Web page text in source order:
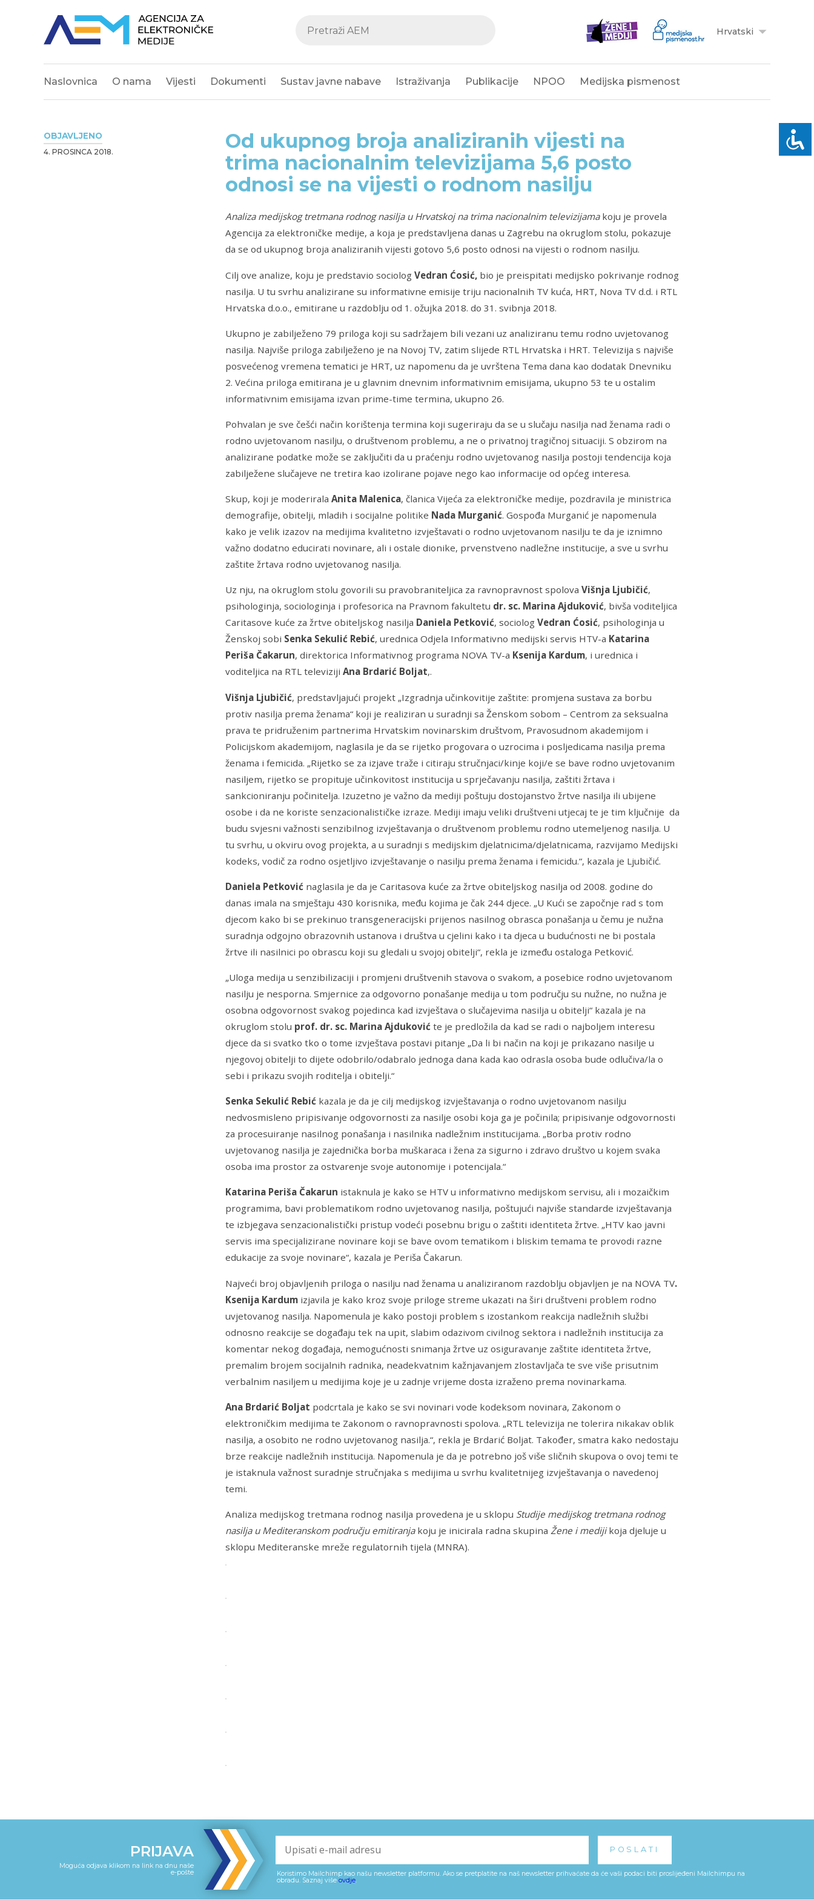
Hrvatski
Naslovnica O nama Vijesti Dokumenti Sustav javne nabave Istraživanja Publikacije NPOO Medijska pismenost
OBJAVLJENO
4. PROSINCA 2018.
Od ukupnog broja analiziranih vijesti na
trima nacionalnim televizijama 5,6 posto
odnosi se na vijesti o rodnom nasilju
Analiza medijskog tretmana rodnog nasilja u Hrvatskoj na trima nacionalnim televizijama koju je provela
Agencija za elektroničke medije, a koja je predstavljena danas u Zagrebu na okruglom stolu, pokazuje
da se od ukupnog broja analiziranih vijesti gotovo 5,6 posto odnosi na vijesti o rodnom nasilju.
Cilj ove analize, koju je predstavio sociolog Vedran Ćosić, bio je preispitati medijsko pokrivanje rodnog
nasilja. U tu svrhu analizirane su informativne emisije triju nacionalnih TV kuća, HRT, Nova TV d.d. i RTL
Hrvatska d.o.o., emitirane u razdoblju od 1. ožujka 2018. do 31. svibnja 2018.
Ukupno je zabilježeno 79 priloga koji su sadržajem bili vezani uz analiziranu temu rodno uvjetovanog
nasilja. Najviše priloga zabilježeno je na Novoj TV, zatim slijede RTL Hrvatska i HRT. Televizija s najviše
posvećenog vremena tematici je HRT, uz napomenu da je uvrštena Tema dana kao dodatak Dnevniku
2. Većina priloga emitirana je u glavnim dnevnim informativnim emisijama, ukupno 53 te u ostalim
informativnim emisijama izvan prime-time termina, ukupno 26.
Pohvalan je sve češći način korištenja termina koji sugeriraju da se u slučaju nasilja nad ženama radi o
rodno uvjetovanom nasilju, o društvenom problemu, a ne o privatnoj tragičnoj situaciji. S obzirom na
analizirane podatke može se zaključiti da u praćenju rodno uvjetovanog nasilja postoji tendencija koja
zabilježene slučajeve ne tretira kao izolirane pojave nego kao informacije od općeg interesa.
Skup, koji je moderirala Anita Malenica, članica Vijeća za elektroničke medije, pozdravila je ministrica
demografije, obitelji, mladih i socijalne politike Nada Murganić. Gospođa Murganić je napomenula
kako je velik izazov na medijima kvalitetno izvještavati o rodno uvjetovanom nasilju te da je iznimno
važno dodatno educirati novinare, ali i ostale dionike, prvenstveno nadležne institucije, a sve u svrhu
zaštite žrtava rodno uvjetovanog nasilja.
Uz nju, na okruglom stolu govorili su pravobraniteljica za ravnopravnost spolova Višnja Ljubičić,
psihologinja, sociologinja i profesorica na Pravnom fakultetu dr. sc. Marina Ajduković, bivša voditeljica
Caritasove kuće za žrtve obiteljskog nasilja Daniela Petković, sociolog Vedran Ćosić, psihologinja u
Ženskoj sobi Senka Sekulić Rebić, urednica Odjela Informativno medijski servis HTV-a Katarina
Periša Čakarun, direktorica Informativnog programa NOVA TV-a Ksenija Kardum, i urednica i
voditeljica na RTL televiziji Ana Brdarić Boljat,.
Višnja Ljubičić, predstavljajući projekt „Izgradnja učinkovitije zaštite: promjena sustava za borbu
protiv nasilja prema ženama“ koji je realiziran u suradnji sa Ženskom sobom – Centrom za seksualna
prava te pridruženim partnerima Hrvatskim novinarskim društvom, Pravosudnom akademijom i
Policijskom akademijom, naglasila je da se rijetko progovara o uzrocima i posljedicama nasilja prema
ženama i femicida. „Rijetko se za izjave traže i citiraju stručnjaci/kinje koji/e se bave rodno uvjetovanim
nasiljem, rijetko se propituje učinkovitost institucija u sprječavanju nasilja, zaštiti žrtava i
sankcioniranju počinitelja. Izuzetno je važno da mediji poštuju dostojanstvo žrtve nasilja ili ubijene
osobe i da ne koriste senzacionalističke izraze. Mediji imaju veliki društveni utjecaj te je tim ključnije da
budu svjesni važnosti senzibilnog izvještavanja o društvenom problemu rodno utemeljenog nasilja. U
tu svrhu, u okviru ovog projekta, a u suradnji s medijskim djelatnicima/djelatnicama, razvijamo Medijski
kodeks, vodič za rodno osjetljivo izvještavanje o nasilju prema ženama i femicidu.“, kazala je Ljubičić.
Daniela Petković naglasila je da je Caritasova kuće za žrtve obiteljskog nasilja od 2008. godine do
danas imala na smještaju 430 korisnika, među kojima je čak 244 djece. „U Kući se započnje rad s tom
djecom kako bi se prekinuo transgeneracijski prijenos nasilnog obrasca ponašanja u čemu je nužna
suradnja odgojno obrazovnih ustanova i društva u cjelini kako i ta djeca u budućnosti ne bi postala
žrtve ili nasilnici po obrascu koji su gledali u svojoj obitelji“, rekla je između ostaloga Petković.
„Uloga medija u senzibilizaciji i promjeni društvenih stavova o svakom, a posebice rodno uvjetovanom
nasilju je nesporna. Smjernice za odgovorno ponašanje medija u tom području su nužne, no nužna je
osobna odgovornost svakog pojedinca kad izvještava o slučajevima nasilja u obitelji“ kazala je na
okruglom stolu prof. dr. sc. Marina Ajduković te je predložila da kad se radi o najboljem interesu
djece da si svatko tko o tome izvještava postavi pitanje „Da li bi način na koji je prikazano nasilje u
njegovoj obitelji to dijete odobrilo/odabralo jednoga dana kada kao odrasla osoba bude odlučiva/la o
sebi i prikazu svojih roditelja i obitelji.“
Senka Sekulić Rebić kazala je da je cilj medijskog izvještavanja o rodno uvjetovanom nasilju
nedvosmisleno pripisivanje odgovornosti za nasilje osobi koja ga je počinila; pripisivanje odgovornosti
za procesuiranje nasilnog ponašanja i nasilnika nadležnim institucijama. „Borba protiv rodno
uvjetovanog nasilja je zajednička borba muškaraca i žena za sigurno i zdravo društvo u kojem svaka
osoba ima prostor za ostvarenje svoje autonomije i potencijala.“
Katarina Periša Čakarun istaknula je kako se HTV u informativno medijskom servisu, ali i mozaičkim
programima, bavi problematikom rodno uvjetovanog nasilja, poštujući najviše standarde izvještavanja
te izbjegava senzacionalistički pristup vodeći posebnu brigu o zaštiti identiteta žrtve. „HTV kao javni
servis ima specijalizirane novinare koji se bave ovom tematikom i bliskim temama te provodi razne
edukacije za svoje novinare“, kazala je Periša Čakarun.
Najveći broj objavljenih priloga o nasilju nad ženama u analiziranom razdoblju objavljen je na NOVA TV.
Ksenija Kardum izjavila je kako kroz svoje priloge streme ukazati na širi društveni problem rodno
uvjetovanog nasilja. Napomenula je kako postoji problem s izostankom reakcija nadležnih službi
odnosno reakcije se događaju tek na upit, slabim odazivom civilnog sektora i nadležnih institucija za
komentar nekog događaja, nemogućnosti snimanja žrtve uz osiguravanje zaštite identiteta žrtve,
premalim brojem socijalnih radnika, neadekvatnim kažnjavanjem zlostavljača te sve više prisutnim
verbalnim nasiljem u medijima koje je u zadnje vrijeme dosta izraženo prema novinarkama.
Ana Brdarić Boljat podcrtala je kako se svi novinari vode kodeksom novinara, Zakonom o
elektroničkim medijima te Zakonom o ravnopravnosti spolova. „RTL televizija ne tolerira nikakav oblik
nasilja, a osobito ne rodno uvjetovanog nasilja.“, rekla je Brdarić Boljat. Također, smatra kako nedostaju
brze reakcije nadležnih institucija. Napomenula je da je potrebno još više sličnih skupova o ovoj temi te
je istaknula važnost suradnje stručnjaka s medijima u svrhu kvalitetnijeg izvještavanja o navedenoj
temi.
Analiza medijskog tretmana rodnog nasilja provedena je u sklopu Studije medijskog tretmana rodnog
nasilja u Mediteranskom području emitiranjakoju je inicirala radna skupina Žene i medijikoja djeluje u
sklopu Mediteranske mreže regulatornih tijela (MNRA).
PRIJAVA
Moguća odjava klikom na link na dnu naše
e-pošte
Koristimo Mailchimp kao našu newsletter platformu. Ako se pretplatite na naš newsletter prihvaćate da će vaši podaci biti proslijeđeni Mailchimpu na
obradu. Saznaj više ovdje.